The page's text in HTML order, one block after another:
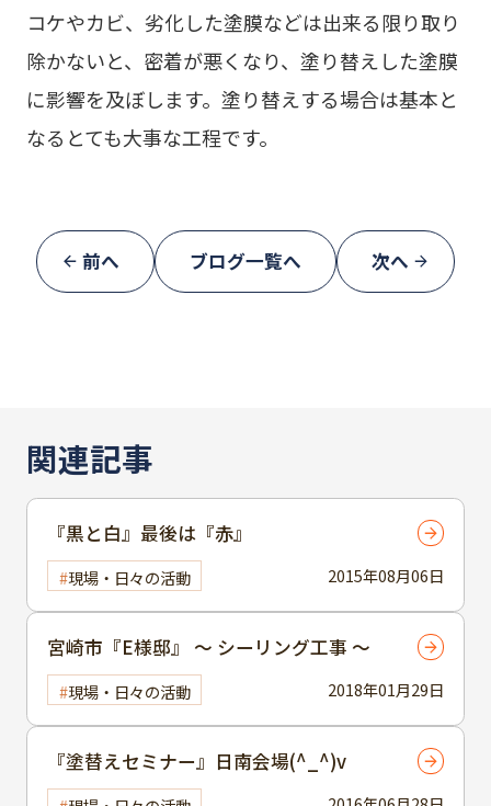
コケやカビ、劣化した塗膜などは出来る限り取り
除かないと、密着が悪くなり、塗り替えした塗膜
に影響を及ぼします。塗り替えする場合は基本と
なるとても大事な工程です。
前へ ブログ一覧へ 次へ
関連記事
2015年08月06日
『黒と白』最後は『赤』
現場・日々の活動
2018年01月29日
宮崎市『E様邸』 ～ シーリング工事 ～
現場・日々の活動
『塗替えセミナー』日南会場(^_^)v